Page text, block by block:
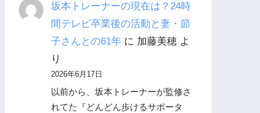
坂本トレーナーの現在は？24時
間テレビ卒業後の活動と妻・節
子さんとの61年に 加藤美穂よ
り
2026年6月17日
以前から、坂本トレーナーが監修さ
れてた『どんどん歩けるサポータ